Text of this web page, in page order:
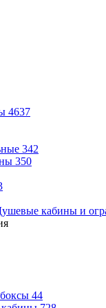
4637
342
350
кабины и
44